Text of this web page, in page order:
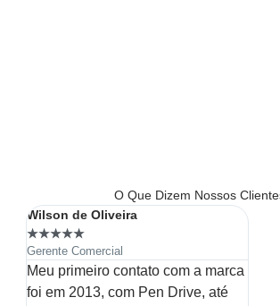
O Que Dizem Nossos
Wilson de Oliveira
★★★★★
Gerente Comercial
Meu primeiro contato com a marca
foi em 2013, com Pen Drive, até